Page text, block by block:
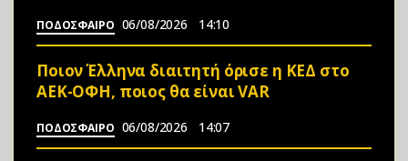
ΠΟΔΟΣΦΑΙΡΟ 06/08/2026 14:10
Ποιον Έλληνα διαιτητή όρισε η ΚΕΔ στο
ΑΕΚ-ΟΦΗ, ποιος θα είναι VAR
ΠΟΔΟΣΦΑΙΡΟ 06/08/2026 14:07